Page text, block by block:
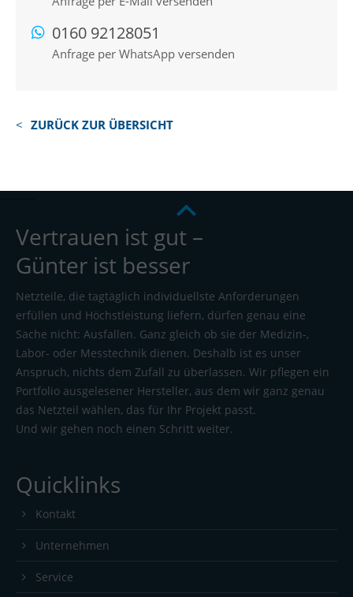
0160 92128051
Anfrage per WhatsApp versenden
ZURÜCK ZUR ÜBERSICHT
Vertrauen ist gut –
Günter ist besser
Netzteile, die tagtäglich individuellste Anforderungen
erfüllen und Höchstleistung liefern, dürfen genau eine
Sache nicht: Ausfallen. Ganz gleich ob sie der Medizin-,
Labor- oder Messtechnik dienen. Deshalb ist es unser
Anspruch, nichts dem Zufall zu überlassen. Wir pflegen ein
Portfolio ausgelesener Hersteller, aus dem wir ganz genau
das Netzteil wählen, das für Ihr Projekt passt.
Und wir gehen noch einen Schritt weiter.
Quicklinks
Kontakt
Unternehmen
Service